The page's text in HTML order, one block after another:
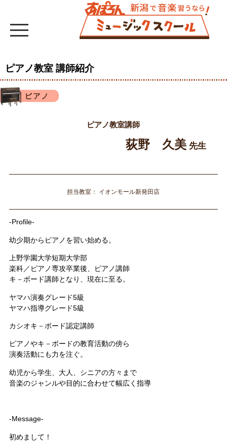
ピアノ教室 講師紹介
ピアノ教室講師
荻野 久美先生
担当教室： イオンモール新発田店
-Profile-
幼少期からピアノを習い始める。
上野学園大学短期大学部
楽科／ピアノ専攻卒業後、ピアノ講師
キ－ボード講師となり、現在に至る。
ヤマハ演奏グレード5級
ヤマハ指導グレード5級
カシオキ－ボード認定講師
ピアノやキ－ボードの教育活動の傍ら
演奏活動にも力を注ぐ。
幼児から学生、大人、シニアの方々まで
音楽のジャンルや目的に合わせて幅広く指導
-Message-
初めまして！